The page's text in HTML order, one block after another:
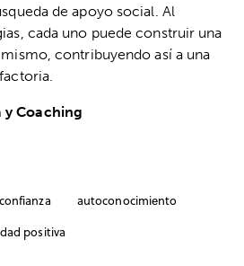
de apoyo social. Al
cada uno puede construir una
contribuyendo así a una
y Coaching
autoconocimiento
positiva